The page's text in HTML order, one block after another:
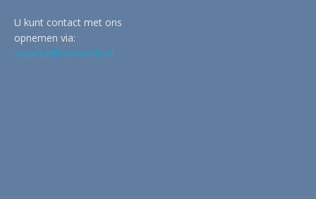
U kunt contact met ons
opnemen via:
redactie@merwertv.nl